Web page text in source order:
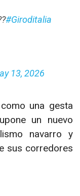
#Giroditalia
13, 2026
una gesta
un nuevo
navarro y
sus corredores